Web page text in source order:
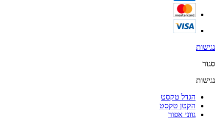
נגישות
סגור
נגישות
הגדל טקסט
הקטן טקסט
גווני אפור